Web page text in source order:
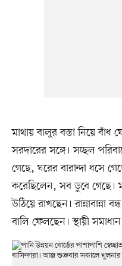
মাথায় বালুর বস্তা নিয়ে
সরদারের সঙ্গে। সচ্ছল
গেছে, ঘরের বারান্দা ধসে
করেছিলেন, সব ডুবে গেছে।
উঠিয়ে রাখছেন। রান্নাবান্না
বালি ফেলছেন। স্থায়ী